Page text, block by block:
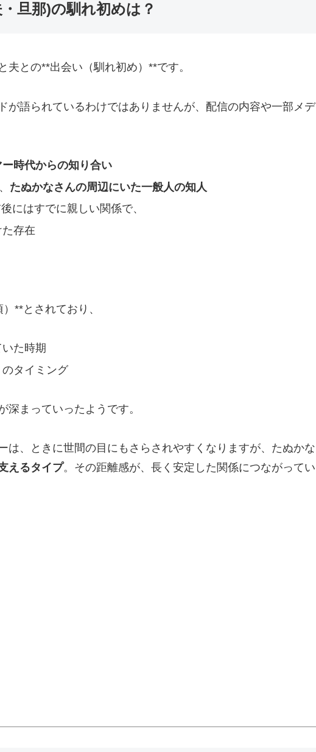
旦那)の馴れ初めは？
夫との**出会い（馴れ初め）**です。
が語られているわけではありませんが、配信の内容や一部メデ
時代からの知り合い
たぬかなさんの周辺にいた一般人の知人
にはすでに親しい関係で、
存在
**とされており、
た時期
タイミング
深まっていったようです。
は、ときに世間の目にもさらされやすくなりますが、たぬかな
えるタイプ。その距離感が、長く安定した関係につながってい